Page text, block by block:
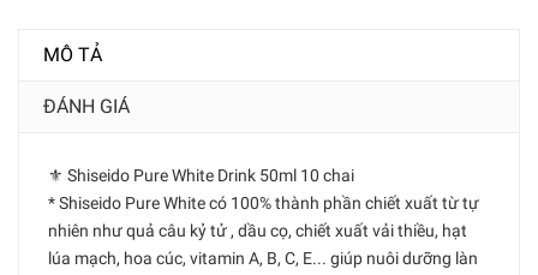
MÔ TẢ
ĐÁNH GIÁ
⚜ Shiseido Pure White Drink 50ml 10 chai
* Shiseido Pure White có 100% thành phần chiết xuất từ tự
nhiên như quả câu kỷ tử , dầu cọ, chiết xuất vải thiều, hạt
lúa mạch, hoa cúc, vitamin A, B, C, E... giúp nuôi dưỡng làn